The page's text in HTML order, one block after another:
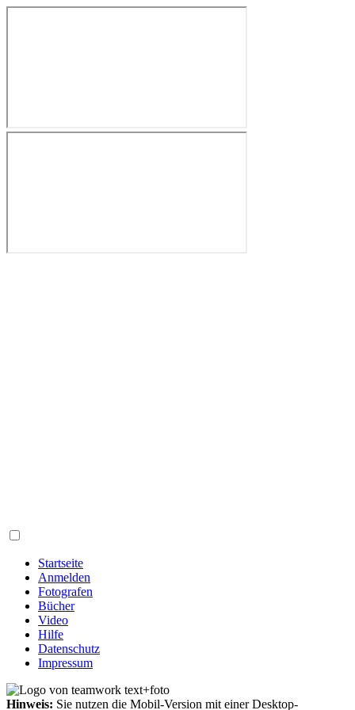
Startseite
Anmelden
Fotografen
Bücher
Video
Hilfe
Datenschutz
Impressum
Hinweis: Sie nutzen die Mobil-Version mit einer Desktop-